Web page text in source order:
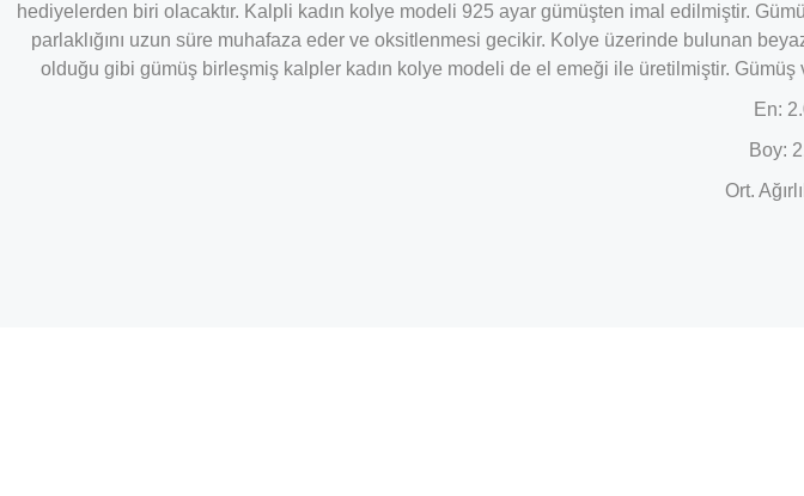
hediyelerden biri olacaktır. Kalpli kadın kolye modeli 925 ayar gümüşten imal edilmiştir.
parlaklığını uzun süre muhafaza eder ve oksitlenmesi gecikir. Kolye üzerinde bulunan
olduğu gibi gümüş birleşmiş kalpler kadın kolye modeli de el emeği ile üretilmiştir.
En:
Boy:
Ort.